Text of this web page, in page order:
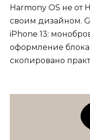
Harmony OS не от
своим дизайном.
iPhone 13:
оформление
скопировано